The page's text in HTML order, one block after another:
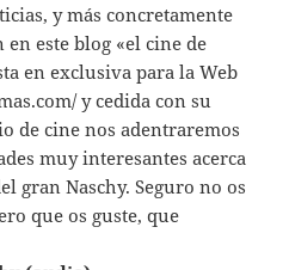
y más concretamente
este blog «el cine de
en exclusiva para la Web
y cedida con su
de cine nos adentraremos
muy interesantes acerca
gran Naschy. Seguro no os
que os guste, que